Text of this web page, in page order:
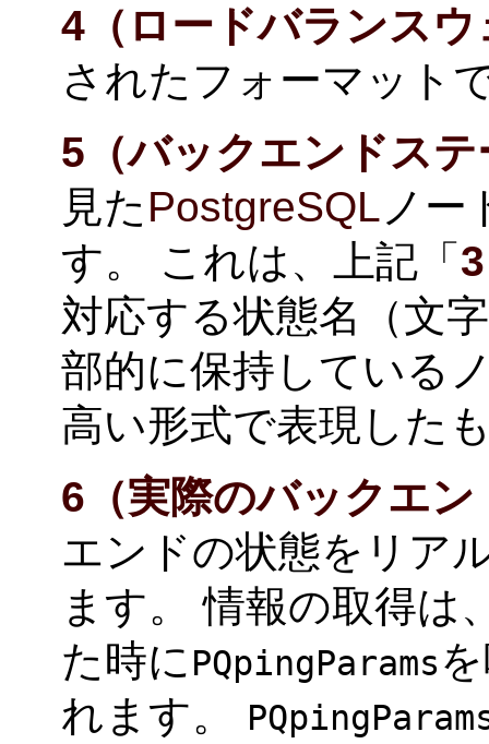
4（ロードバランスウ
されたフォーマット
5（バックエンドス
見た PostgreSQL ノー
す。 これは、上記「
対応する状態名（文
部的に保持している
高い形式で表現した
6（実際のバックエン
エンドの状態をリア
ます。 情報の取得は
た時に PQpingParams
れます。